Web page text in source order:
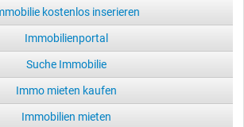
kostenlos inserieren
Immobilienportal
Suche Immobilie
Immo mieten kaufen
Immobilien mieten